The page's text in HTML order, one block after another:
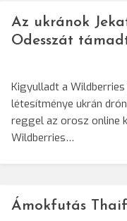
Az ukránok
Odesszát
Kigyulladt a
létesítménye ukrán
reggel az orosz online
Wildberries…
Ámokfutás